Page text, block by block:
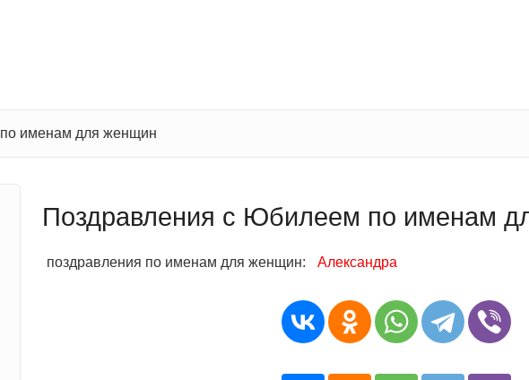
по именам для женщин
Поздравления с Юбилеем по именам
поздравления по именам для женщин: Александра